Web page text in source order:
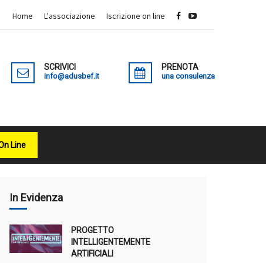
Home L'associazione Iscrizione on line
SCRIVICI
info@adusbef.it
PRENOTA
una consulenza
Line
X
In Evidenza
PROGETTO
INTELLIGENTEMENTE
ARTIFICIALI